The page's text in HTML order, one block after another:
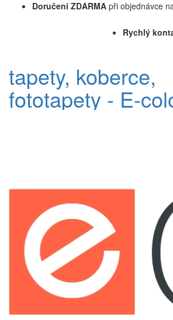
Doručení ZDARMA při objednávce
Rychlý
tapety, koberce,
fototapety - E-